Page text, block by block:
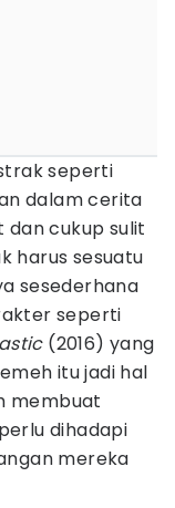
seperti
dalam cerita
dan cukup sulit
harus sesuatu
sesederhana
seperti
(2016) yang
itu jadi hal
membuat
dihadapi
mereka